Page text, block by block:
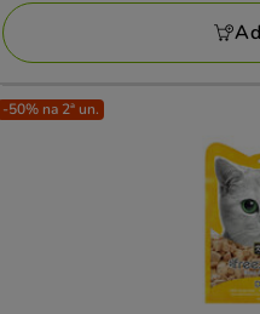
KG
-50% na 2ª un.